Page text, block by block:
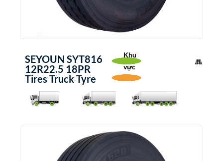
SEYOUN SYT816
12R22.5 18PR
Tires Truck Tyre
Khu
vực